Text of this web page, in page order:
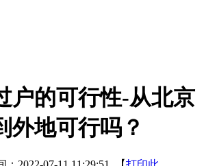
户的可行性-从北京
外地可行吗？